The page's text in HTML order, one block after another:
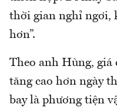
thời gian nghỉ ngơi,
hơn”.
Theo anh Hùng, giá
tăng cao hơn ngày
bay là phương tiện